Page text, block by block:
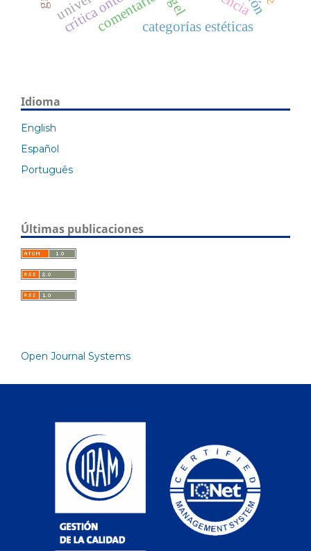
comentariocategorías estéticas
Idioma
English
Español
Português
Últimas publicaciones
Open Journal Systems